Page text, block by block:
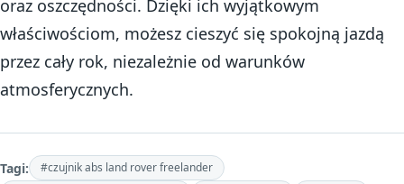
oraz oszczędności. Dzięki ich wyjątkowym
właściwościom, możesz cieszyć się spokojną jazdą
przez cały rok, niezależnie od warunków
atmosferycznych.
Tagi:
#czujnik abs land rover freelander